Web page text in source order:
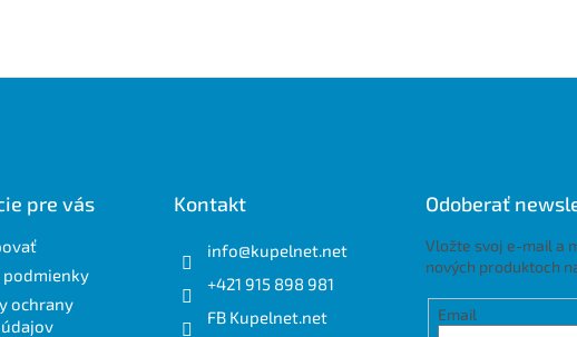
pre vás
podmienky
ochrany
Kontakt
info@kupelnet.net
+421 915 898 981
FB Kupelnet.net
Odoberať
Vložte svoj e-mail a
nových produktoch
Email